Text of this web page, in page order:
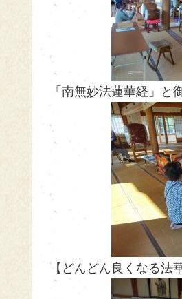
「南無妙法蓮華経」と
【どんどん良くなる法